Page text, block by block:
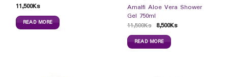
11,500Ks
READ MORE
Amalfi Aloe Vera Shower
Gel 750ml
11,500Ks 8,500Ks
READ MORE